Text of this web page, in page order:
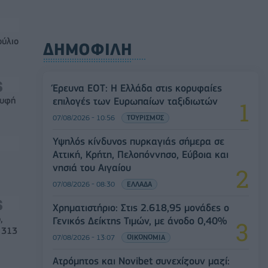
ΔΗΜΟΦΙΛΗ
Έρευνα ΕΟΤ: Η Ελλάδα στις κορυφαίες
επιλογές των Ευρωπαίων ταξιδιωτών
07/08/2026 - 10:56 ΤΟΥΡΙΣΜΟΣ
Υψηλός κίνδυνος πυρκαγιάς σήμερα σε
Αττική, Κρήτη, Πελοπόννησο, Εύβοια και
νησιά του Αιγαίου
07/08/2026 - 08:30 ΕΛΛΑΔΑ
Χρηματιστήριο: Στις 2.618,95 μονάδες ο
Γενικός Δείκτης Τιμών, με άνοδο 0,40%
07/08/2026 - 13:07 ΟΙΚΟΝΟΜΙΑ
Ατρόμητος και Novibet συνεχίζουν μαζί: